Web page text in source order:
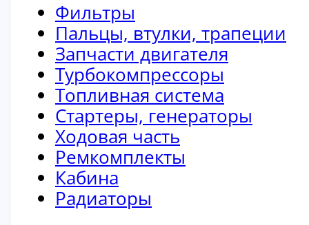
Фильтры
Пальцы, втулки, трапеции
Запчасти двигателя
Турбокомпрессоры
Топливная система
Стартеры, генераторы
Ходовая часть
Ремкомплекты
Кабина
Радиаторы